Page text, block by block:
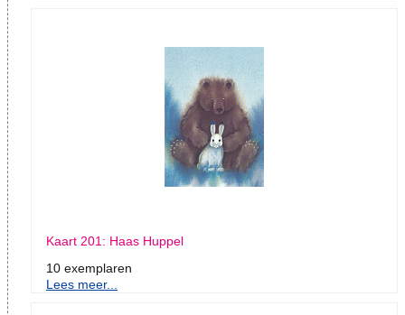
Kaart 201: Haas Huppel
10 exemplaren
Lees meer...